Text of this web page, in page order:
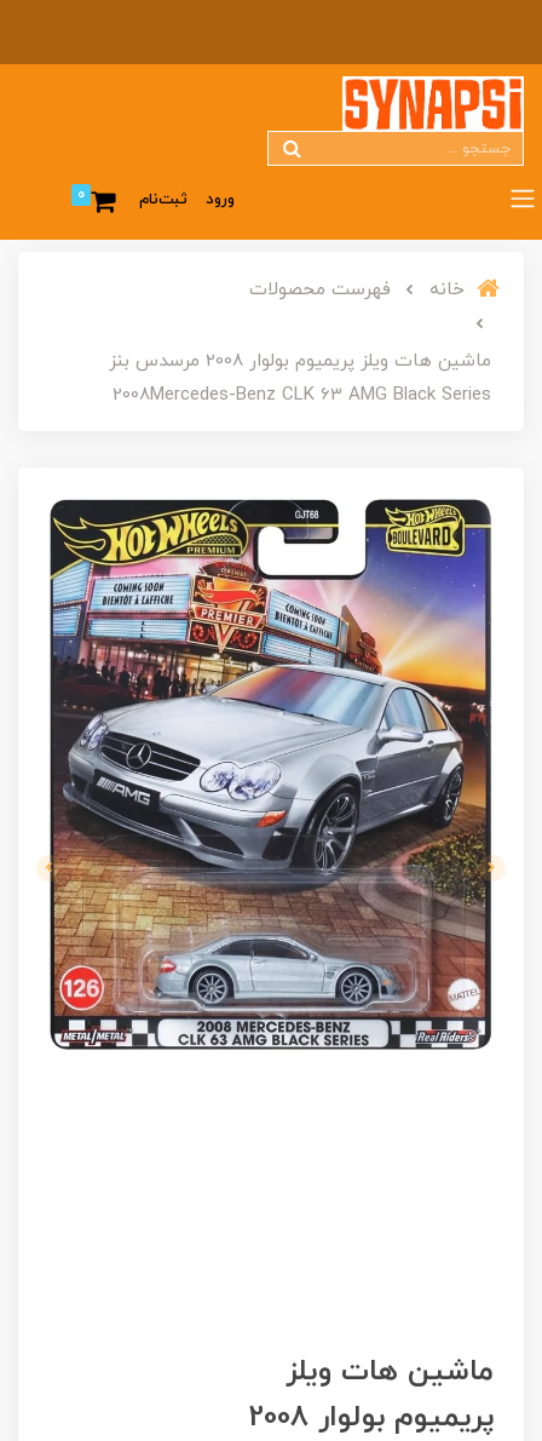
ورود ثبت‌نام 0
خانه فهرست محصولات
ماشین هات ویلز پریمیوم بولوار 2008 مرسدس بنز
2008Mercedes-Benz CLK 63 AMG Black Series
ماشین هات ویلز
پریمیوم بولوار 2008